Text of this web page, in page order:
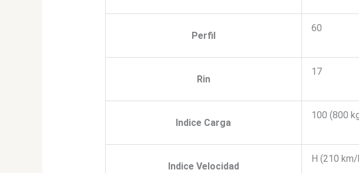
Perfil
60
Rin
17
Indice Carga
100 (800
Indice Velocidad
H (210 km/